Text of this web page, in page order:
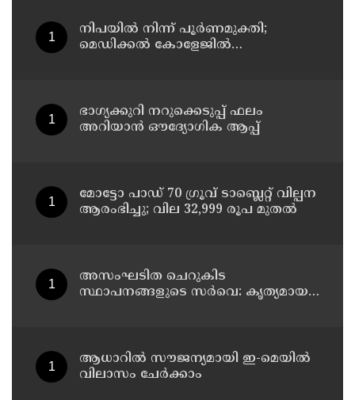
നിപയിൽ നിന്ന് പൂർണമുക്തി;
മെഡിക്കൽ കോളേജിൽ
ഭാഗ്യക്കുറി നറുക്കെടുപ്പ് ഫലം
അറിയാൻ ഔദ്യോഗിക ആപ്പ്
മോട്ടോ പാഡ് 70 ഗ്രൂവ് ടാബ്ലെറ്റ് വില്പന
ആരംഭിച്ചു; വില 32,999 രൂപ മുതൽ
അസംഘടിത ചെറുകിട
സ്ഥാപനങ്ങളുടെ സർവെ: കൃത്യമായ
ആധാറിൽ സൗജന്യമായി ഇ-മെയിൽ
വിലാസം ചേർക്കാം